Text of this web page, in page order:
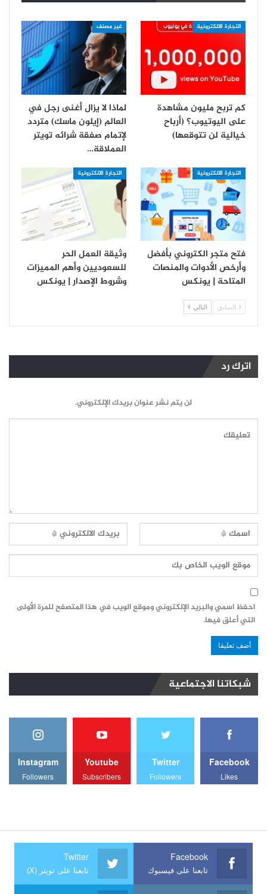
التجارة الالكترونية
كم تربح مليون مشاهدة
على اليوتيوب؟ (أرباح
خيالية لن تتوقعها)
غير مصنف
لماذا لا يزال أغنى رجل في
العالم (إيلون ماسك) متردد
لإتمام صفقة شرائه تويتر
العملاقة…
التجارة الالكترونية
فتح متجر الكتروني بأفضل
وأرخص الأدوات والمنصات
المتاحة | يونكس
التجارة الالكترونية
وثيقة العمل الحر
للسعوديين وأهم المميزات
وشروط الإصدار | يونكس
السابق التالي
اترك رد
لن يتم نشر عنوان بريدك الإلكتروني.
احفظ اسمي والبريد الإلكتروني وموقع الويب في هذا المتصفح للمرة الأولى
التي أعلق فيها.
شبكاتنا الاجتماعية
Facebook
Likes
Twitter
Followers
Youtube
Subscribers
Instagram
Followers
Facebook
تابعنا على فيسبوك
Twitter
تابعنا على تويتر (X)